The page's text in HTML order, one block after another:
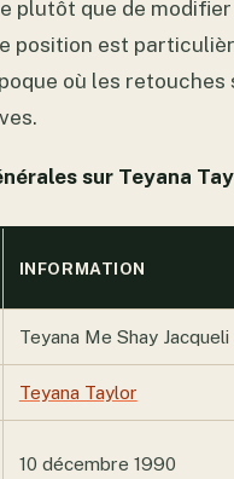
plutôt que de modifier
position est
où les retouches
sur Teyana
INFORMATION
Teyana Me Shay
Teyana Taylor
10 décembre 1990